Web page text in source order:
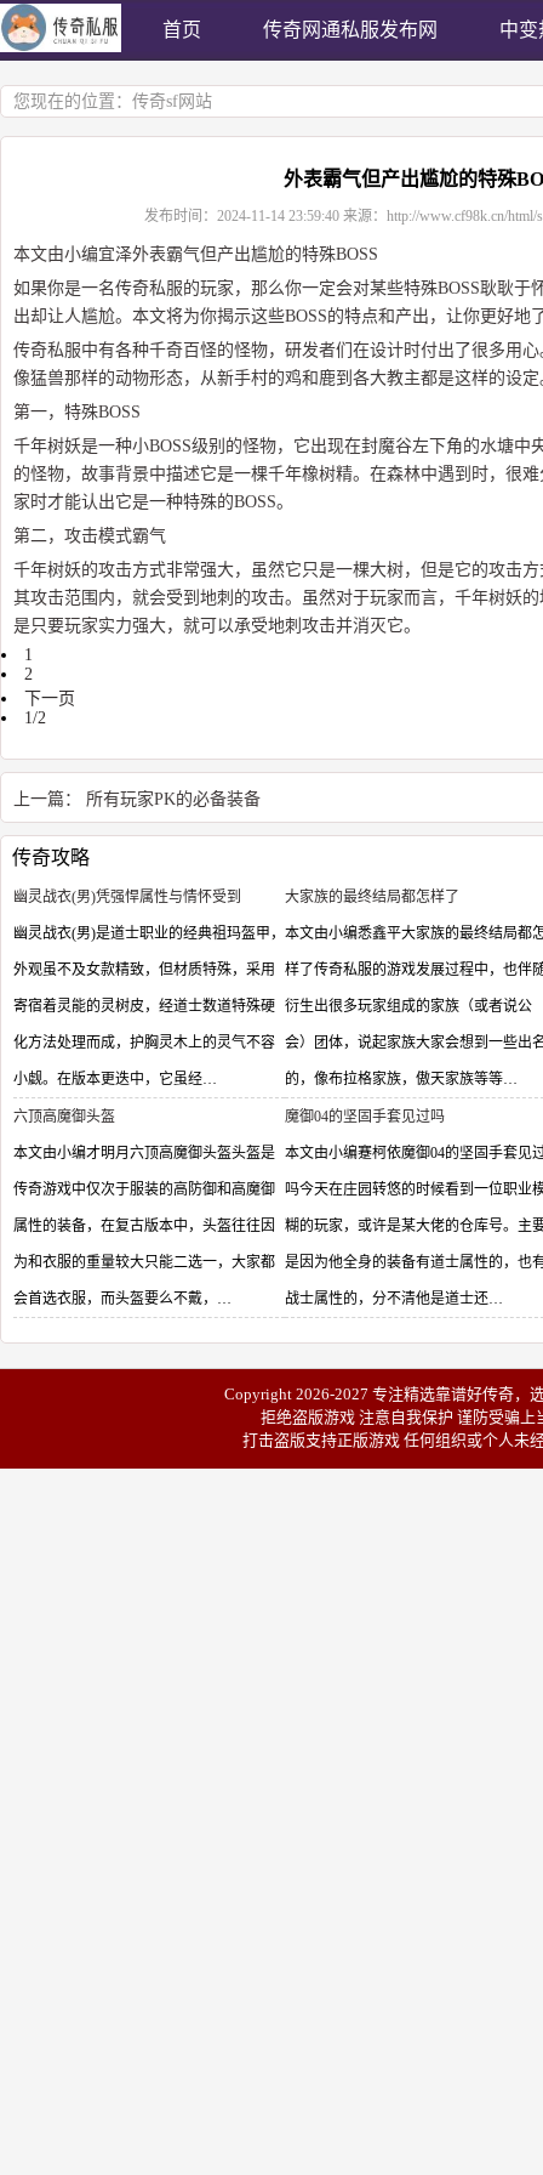
首页 传奇网通私服发布网 中变
您现在的位置： 传奇sf网站
外表霸气但产出尴尬的特殊
发布时间： 2024-11-14 23:59:40 来源： http://www.cf98k.cn/html/
本文由小编宜泽外表霸气但产出尴尬的特殊BOSS
如果你是一名传奇私服的玩家，那么你一定会对某些特殊BOSS耿耿于
出却让人尴尬。本文将为你揭示这些BOSS的特点和产出，让你更好地
传奇私服中有各种千奇百怪的怪物，研发者们在设计时付出了很多用
像猛兽那样的动物形态，从新手村的鸡和鹿到各大教主都是这样的设定
第一，特殊BOSS
千年树妖是一种小BOSS级别的怪物，它出现在封魔谷左下角的水塘中
的怪物，故事背景中描述它是一棵千年橡树精。在森林中遇到时，很
家时才能认出它是一种特殊的BOSS。
第二，攻击模式霸气
千年树妖的攻击方式非常强大，虽然它只是一棵大树，但是它的攻击
其攻击范围内，就会受到地刺的攻击。虽然对于玩家而言，千年树妖
是只要玩家实力强大，就可以承受地刺攻击并消灭它。
1
2
下一页
1/2
上一篇： 所有玩家PK的必备装备
传奇攻略
幽灵战衣(男)凭强悍属性与情怀受到
幽灵战衣(男)是道士职业的经典祖玛盔甲，
外观虽不及女款精致，但材质特殊，采用
寄宿着灵能的灵树皮，经道士数道特殊硬
化方法处理而成，护胸灵木上的灵气不容
小觑。在版本更迭中，它虽经…
大家族的最终结局都怎样了
本文由小编悉鑫平大家族的最终结局都
样了传奇私服的游戏发展过程中，也伴
衍生出很多玩家组成的家族（或者说公
会）团体，说起家族大家会想到一些出
的，像布拉格家族，傲天家族等等…
六顶高魔御头盔
本文由小编才明月六顶高魔御头盔头盔是
传奇游戏中仅次于服装的高防御和高魔御
属性的装备，在复古版本中，头盔往往因
为和衣服的重量较大只能二选一，大家都
会首选衣服，而头盔要么不戴，…
魔御04的坚固手套见过吗
本文由小编蹇柯依魔御04的坚固手套见
吗今天在庄园转悠的时候看到一位职业
糊的玩家，或许是某大佬的仓库号。主
是因为他全身的装备有道士属性的，也
战士属性的，分不清他是道士还…
Copyright 2026-2027 专注精选靠谱好传奇，
拒绝盗版游戏 注意自我保护 谨防受骗
打击盗版支持正版游戏 任何组织或个人未